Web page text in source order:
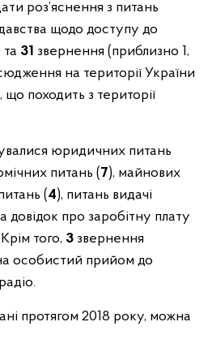
роз’яснення з питань
щодо доступу до
та 31 звернення (приблизно 1,
на території України
що походить з території
юридичних питань
питань (7), майнових
(4), питань видачі
довідок про заробітну плату
того, 3 звернення
особистий прийом до
протягом 2018 року, можна